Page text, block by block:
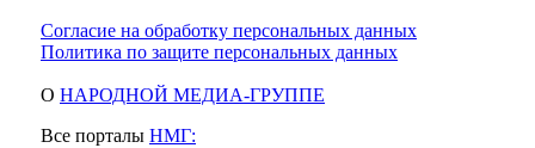
Согласие на обработку персональных данных
Политика по защите персональных данных
О НАРОДНОЙ МЕДИА-ГРУППЕ
Все порталы НМГ: